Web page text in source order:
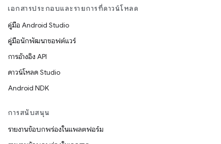
เอกสารประกอบและรายการที่ดาวน์โหลด
คู่มือ Android Studio
คู่มือนักพัฒนาซอฟต์แวร์
การอ้างอิง API
ดาวน์โหลด Studio
Android NDK
การสนับสนุน
รายงานข้อบกพร่องในแพลตฟอร์ม